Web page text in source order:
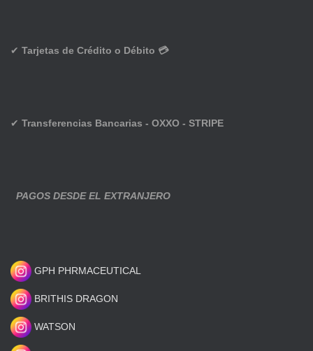
✔ Tarjetas de Crédito o Débito 💳
✔ Transferencias Bancarias - OXXO - STRIPE
PAGOS DESDE EL EXTRANJERO
GPH PHRMACEUTICAL
BRITHIS DRAGON
WATSON